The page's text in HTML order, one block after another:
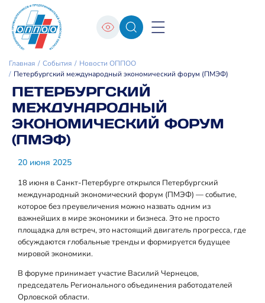
Главная События
Новости ОППОО
Петербургский международный экономический форум (ПМЭФ)
ПЕТЕРБУРГСКИЙ
МЕЖДУНАРОДНЫЙ
ЭКОНОМИЧЕСКИЙ ФОРУМ
(ПМЭФ)
20 июня 2025
18 июня в Санкт-Петербурге открылся Петербургский
международный экономический форум (ПМЭФ) — событие,
которое без преувеличения можно назвать одним из
важнейших в мире экономики и бизнеса. Это не просто
площадка для встреч, это настоящий двигатель прогресса, где
обсуждаются глобальные тренды и формируется будущее
мировой экономики.
В форуме принимает участие Василий Чернецов,
председатель Регионального объединения работодателей
Орловской области.